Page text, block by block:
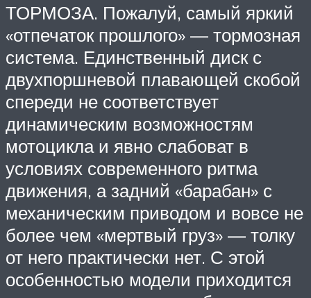
ТОРМОЗА. Пожалуй, самый яркий
«отпечаток прошлого» — тормозная
система. Единственный диск с
двухпоршневой плавающей скобой
спереди не соответствует
динамическим возможностям
мотоцикла и явно слабоват в
условиях современного ритма
движения, а задний «барабан» с
механическим приводом и вовсе не
более чем «мертвый груз» — толку
от него практически нет. С этой
особенностью модели приходится